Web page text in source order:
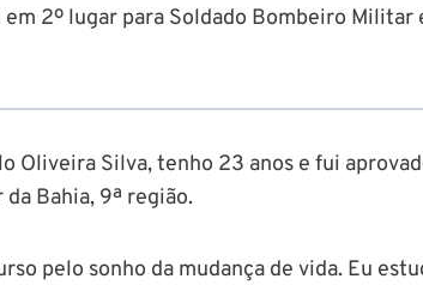
em 2º lugar para Soldado Bombeiro
Oliveira Silva, tenho 23 anos e fui
Bahia, 9ª região.
pelo sonho da mudança de vida. Eu